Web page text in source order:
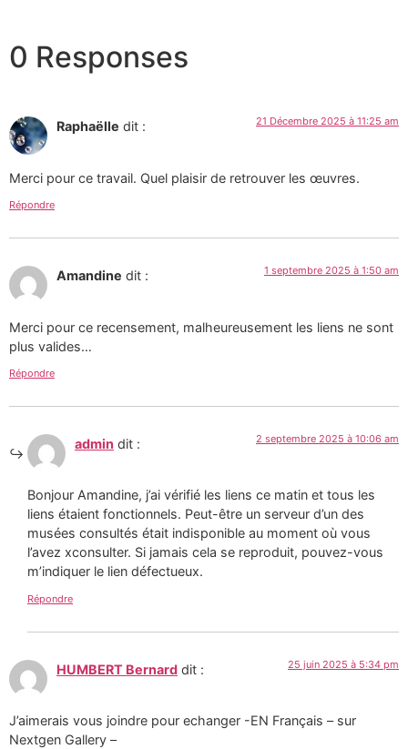
0 Responses
Raphaëlle dit : 21 Décembre 2025 à 11:25 am
Merci pour ce travail. Quel plaisir de retrouver les œuvres.
Répondre
Amandine dit : 1 septembre 2025 à 1:50 am
Merci pour ce recensement, malheureusement les liens ne sont
plus valides…
Répondre
admin dit : 2 septembre 2025 à 10:06 am
Bonjour Amandine, j’ai vérifié les liens ce matin et tous les
liens étaient fonctionnels. Peut-être un serveur d’un des
musées consultés était indisponible au moment où vous
l’avez xconsulter. Si jamais cela se reproduit, pouvez-vous
m’indiquer le lien défectueux.
Répondre
HUMBERT Bernard dit : 25 juin 2025 à 5:34 pm
J’aimerais vous joindre pour echanger -EN Français – sur
Nextgen Gallery –